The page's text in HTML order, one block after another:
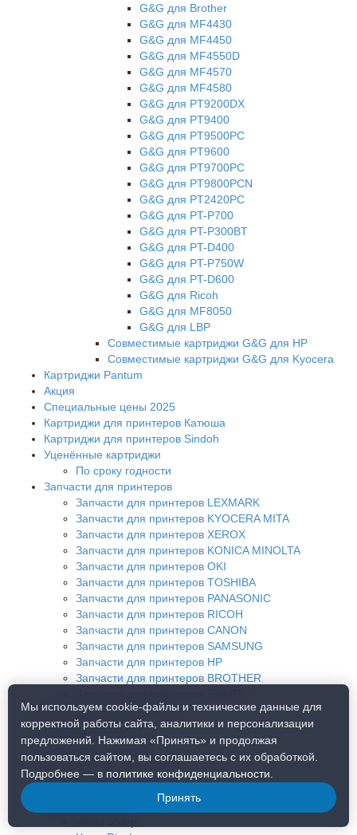
G&G для Brother
G&G для MF4430
G&G для MF4450
G&G для MF4550D
G&G для MF4570
G&G для MF4580
G&G для PT9200DX
G&G для PT9400
G&G для PT9500PC
G&G для PT9600
G&G для PT9700PC
G&G для PT9800PCN
G&G для PT2420PC
G&G для PT-P700
G&G для PT-P300BT
G&G для PT-D400
G&G для PT-P750W
G&G для PT-D600
G&G для Ricoh
G&G для MF8050
G&G для LBP
Совместимые картриджи G&G для HP
Совместимые картриджи G&G для Kyocera
Картриджи Pantum
Акция
Специальные цены 2025
Картриджи для принтеров Катюша
Картриджи для принтеров Sindoh
Уценённые картриджи
По сроку годности
Запчасти для принтеров
Запчасти для принтеров LEXMARK
Запчасти для принтеров KYOCERA MITA
Запчасти для принтеров XEROX
Запчасти для принтеров KONICA MINOLTA
Запчасти для принтеров OKI
Запчасти для принтеров TOSHIBA
Запчасти для принтеров PANASONIC
Запчасти для принтеров RICOH
Запчасти для принтеров CANON
Запчасти для принтеров SAMSUNG
Запчасти для принтеров HP
Запчасти для принтеров BROTHER
Смазки для термопленок
Источники питания
Популярные товары
Тонеры
Тонеры Polyton (РФ)
Мы используем cookie-файлы и технические данные для
корректной работы сайта, аналитики и персонализации
предложений. Нажимая «Принять» и продолжая
пользоваться сайтом, вы соглашаетесь с их обработкой.
Подробнее — в политике конфиденциальности
Принять